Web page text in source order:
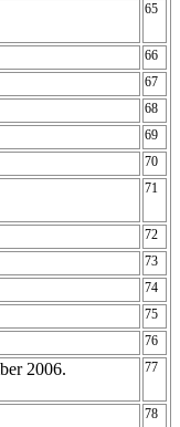
65
66
67
68
69
70
71
72
73
74
75
76
2006. 77
78